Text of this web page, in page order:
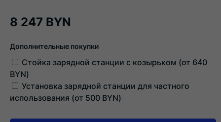
8 247 BYN
Дополнительные покупки
Стойка зарядной станции с козырьком (от 640
BYN)
Установка зарядной станции для частного
использования (от 500 BYN)